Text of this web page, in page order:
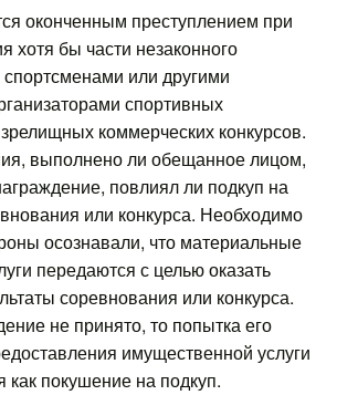
оконченным преступлением при
хотя бы части незаконного
или другими
спортивных
коммерческих конкурсов.
выполнено ли обещанное лицом,
повлиял ли подкуп на
или конкурса. Необходимо
осознавали, что материальные
передаются с целью оказать
соревнования или конкурса.
не принято, то попытка его
имущественной услуги
как покушение на подкуп.